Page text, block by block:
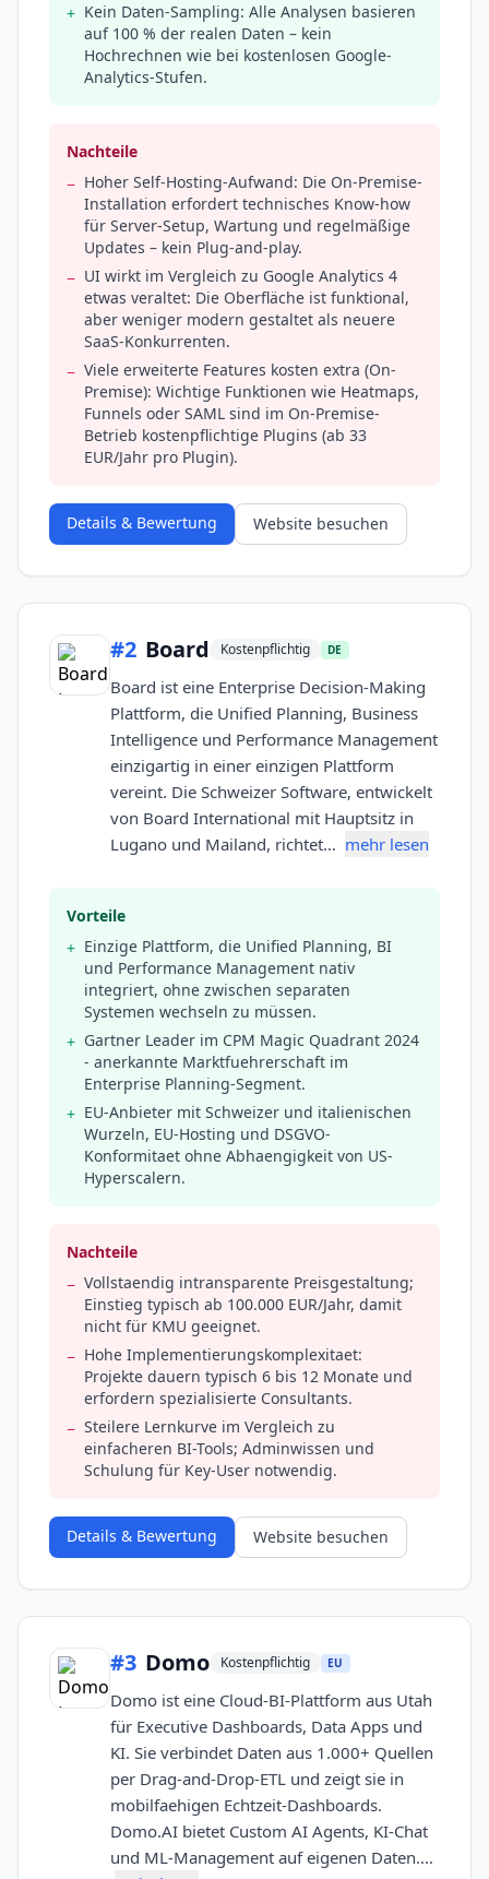
+ Kein Daten-Sampling: Alle Analysen basieren
auf 100 % der realen Daten – kein
Hochrechnen wie bei kostenlosen Google-
Analytics-Stufen.
Nachteile
− Hoher Self-Hosting-Aufwand: Die On-Premise-
Installation erfordert technisches Know-how
für Server-Setup, Wartung und regelmäßige
Updates – kein Plug-and-play.
− UI wirkt im Vergleich zu Google Analytics 4
etwas veraltet: Die Oberfläche ist funktional,
aber weniger modern gestaltet als neuere
SaaS-Konkurrenten.
− Viele erweiterte Features kosten extra (On-
Premise): Wichtige Funktionen wie Heatmaps,
Funnels oder SAML sind im On-Premise-
Betrieb kostenpflichtige Plugins (ab 33
EUR/Jahr pro Plugin).
Details & Bewertung Website besuchen
#2 Board Kostenpflichtig DE
Board ist eine Enterprise Decision-Making
Plattform, die Unified Planning, Business
Intelligence und Performance Management
einzigartig in einer einzigen Plattform
vereint. Die Schweizer Software, entwickelt
von Board International mit Hauptsitz in
Lugano und Mailand, richtet… mehr lesen
Vorteile
+ Einzige Plattform, die Unified Planning, BI
und Performance Management nativ
integriert, ohne zwischen separaten
Systemen wechseln zu müssen.
+ Gartner Leader im CPM Magic Quadrant 2024
- anerkannte Marktfuehrerschaft im
Enterprise Planning-Segment.
+ EU-Anbieter mit Schweizer und italienischen
Wurzeln, EU-Hosting und DSGVO-
Konformitaet ohne Abhaengigkeit von US-
Hyperscalern.
Nachteile
− Vollstaendig intransparente Preisgestaltung;
Einstieg typisch ab 100.000 EUR/Jahr, damit
nicht für KMU geeignet.
− Hohe Implementierungskomplexitaet:
Projekte dauern typisch 6 bis 12 Monate und
erfordern spezialisierte Consultants.
− Steilere Lernkurve im Vergleich zu
einfacheren BI-Tools; Adminwissen und
Schulung für Key-User notwendig.
Details & Bewertung Website besuchen
#3 Domo Kostenpflichtig EU
Domo ist eine Cloud-BI-Plattform aus Utah
für Executive Dashboards, Data Apps und
KI. Sie verbindet Daten aus 1.000+ Quellen
per Drag-and-Drop-ETL und zeigt sie in
mobilfaehigen Echtzeit-Dashboards.
Domo.AI bietet Custom AI Agents, KI-Chat
und ML-Management auf eigenen Daten.…